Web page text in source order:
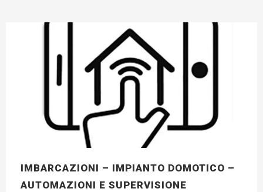
IMBARCAZIONI – IMPIANTO DOMOTICO –
AUTOMAZIONI E SUPERVISIONE